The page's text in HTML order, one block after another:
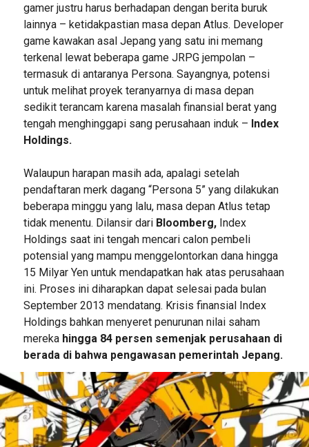
gamer justru harus berhadapan dengan berita buruk
lainnya – ketidakpastian masa depan Atlus. Developer
game kawakan asal Jepang yang satu ini memang
terkenal lewat beberapa game JRPG jempolan –
termasuk di antaranya Persona. Sayangnya, potensi
untuk melihat proyek teranyarnya di masa depan
sedikit terancam karena masalah finansial berat yang
tengah menghinggapi sang perusahaan induk – Index
Holdings.
Walaupun harapan masih ada, apalagi setelah
pendaftaran merk dagang “Persona 5” yang dilakukan
beberapa minggu yang lalu, masa depan Atlus tetap
tidak menentu. Dilansir dariBloomberg,Index
Holdings saat ini tengah mencari calon pembeli
potensial yang mampu menggelontorkan dana hingga
15 Milyar Yen untuk mendapatkan hak atas perusahaan
ini. Proses ini diharapkan dapat selesai pada bulan
September 2013 mendatang. Krisis finansial Index
Holdings bahkan menyeret penurunan nilai saham
merekahingga 84 persen semenjak perusahaan di
berada di bahwa pengawasan pemerintah Jepang.